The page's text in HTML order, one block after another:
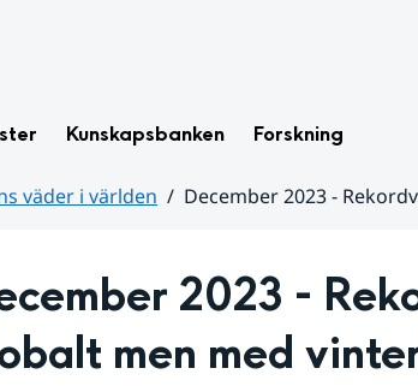
Kunskapsbanken Forskning
väder i världen
December 2023 -
2023 -
men med